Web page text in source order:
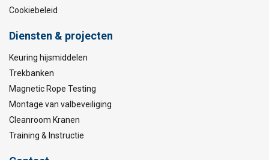
Cookiebeleid
Diensten & projecten
Keuring hijsmiddelen
Trekbanken
Magnetic Rope Testing
Montage van valbeveiliging
Cleanroom Kranen
Training & Instructie